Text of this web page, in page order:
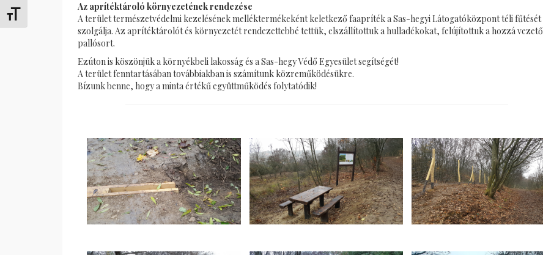
Переключить на увеличенный шрифт
Az aprítéktároló környezetének rendezése
A terület természetvédelmi kezelésének melléktermékeként keletkező faapríték a Sas-hegyi Látogatóközpont téli fűtését
szolgálja. Az aprítéktárolót és környezetét rendezettebbé tettük, elszállítottuk a hulladékokat, felújítottuk a hozzá vezető
pallósort.
Ezúton is köszönjük a környékbeli lakosság és a Sas-hegy Védő Egyesület segítségét!
A terület fenntartásában továbbiakban is számítunk közreműködésükre.
Bízunk benne, hogy a minta értékű együttműködés folytatódik!